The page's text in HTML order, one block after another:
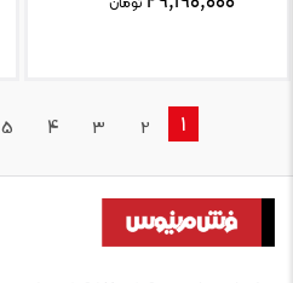
1
2
3
4
5